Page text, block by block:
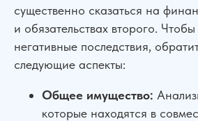
существенно сказаться на
и обязательствах второго.
негативные последствия,
следующие аспекты:
Общее имущество:
которые находятся в